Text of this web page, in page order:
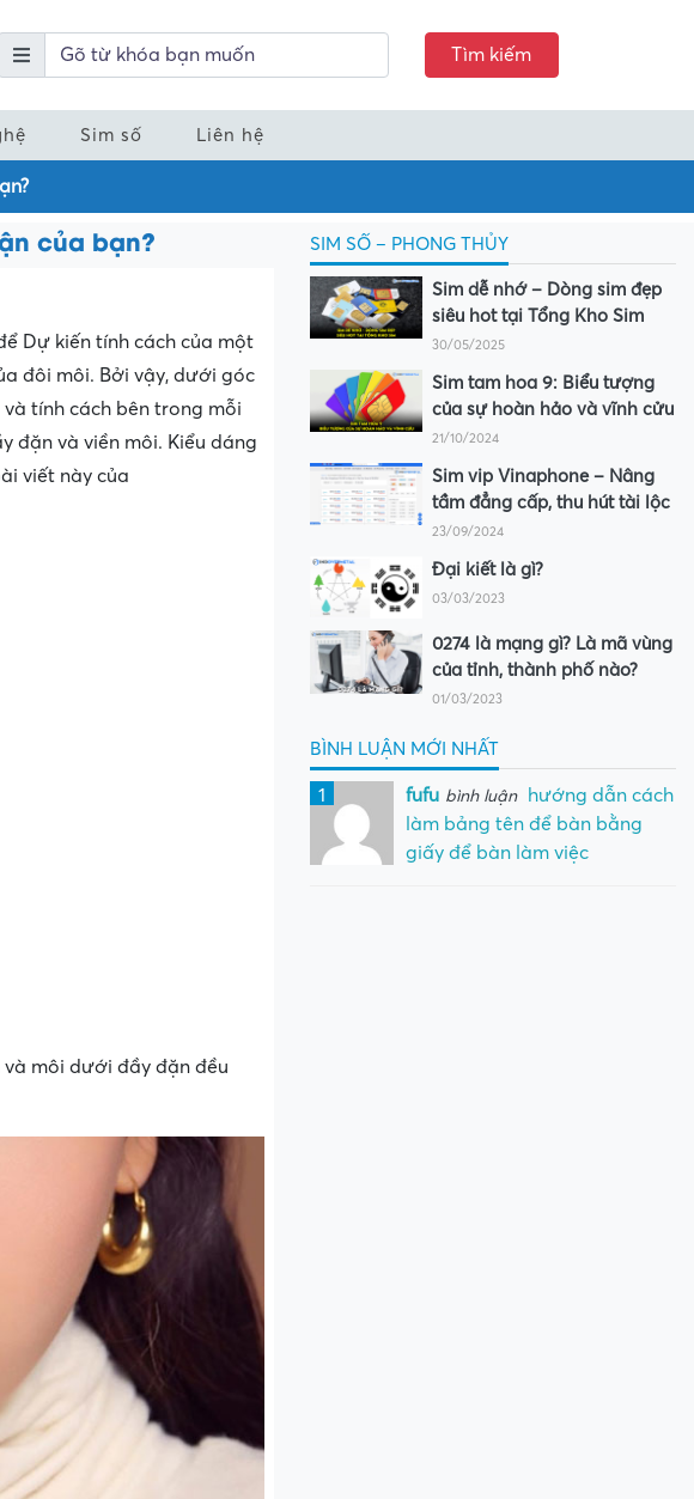
Tìm kiếm
Sim số Liên hệ
của bạn?
Dự kiến tính cách của một
đôi môi. Bởi vậy, dưới góc
tính cách bên trong mỗi
đặn và viền môi. Kiểu dáng
viết này của
môi dưới đầy đặn đều
SIM SỐ – PHONG THỦY
Sim dễ nhớ – Dòng sim đẹp
siêu hot tại Tổng Kho Sim
30/05/2025
Sim tam hoa 9: Biểu tượng
của sự hoàn hảo và vĩnh cửu
21/10/2024
Sim vip Vinaphone – Nâng
tầm đẳng cấp, thu hút tài lộc
23/09/2024
Đại kiết là gì?
03/03/2023
0274 là mạng gì? Là mã vùng
của tỉnh, thành phố nào?
01/03/2023
BÌNH LUẬN MỚI NHẤT
1 fufu bình luận
hướng dẫn cách
làm bảng tên để bàn bằng
giấy để bàn làm việc